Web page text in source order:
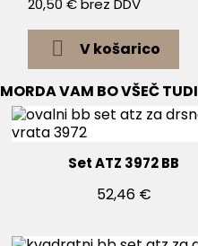
 V košarico
MORDA VAM BO VŠEČ TUDI
Set ATZ 3972 BB
52,46 €